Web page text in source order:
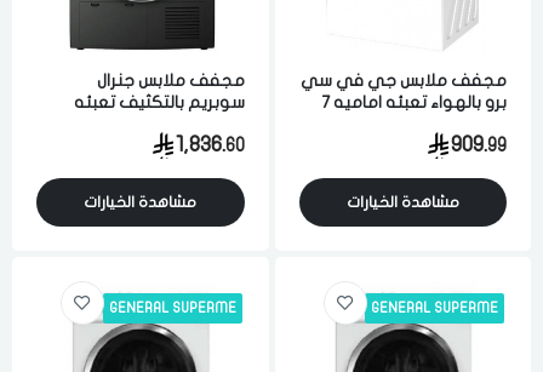
مجفف ملابس جي في سي
برو بالهواء تعبئه اماميه 7
909.99
مشاهدة الخيارات
مجفف ملابس جنرال
سوبريم بالتكثيف تعبئه
بشاشه ال سي دي ستيل
1,836.60
مشاهدة الخيارات
GENERAL SUPERME
GENERAL SUPERME
الدخول تسجيل
اختر المدينة